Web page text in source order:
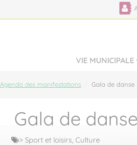
VIE MUNICIPALE
Agenda des manifestations Gala de danse
Gala de danse
> Sport et loisirs, Culture